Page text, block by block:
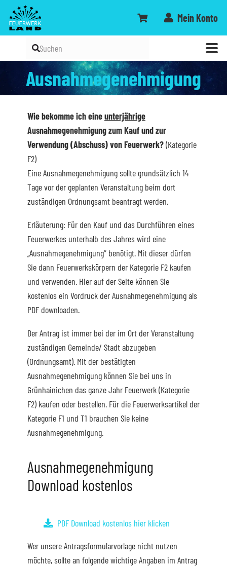
Mein Konto
Ausnahmegenehmigung
Wie bekomme ich eineunterjährige
Ausnahmegenehmigung zum Kauf und zur
Verwendung (Abschuss) von Feuerwerk?(Kategorie
F2)
Eine Ausnahmegenehmigung sollte grundsätzlich 14
Tage vor der geplanten Veranstaltung beim dort
zuständigen Ordnungsamt beantragt werden.
Erläuterung: Für den Kauf und das Durchführen eines
Feuerwerkes unterhalb des Jahres wird eine
„Ausnahmegenehmigung“ benötigt. Mit dieser dürfen
Sie dann Feuerwerkskörpern der Kategorie F2 kaufen
und verwenden. Hier auf der Seite können Sie
kostenlos ein Vordruck der Ausnahmegenehmigung als
PDF downloaden.
Der Antrag ist immer bei der im Ort der Veranstaltung
zuständigen Gemeinde/ Stadt abzugeben
(Ordnungsamt). Mit der bestätigten
Ausnahmegenehmigung können Sie bei uns in
Grünhainichen das ganze Jahr Feuerwerk (Kategorie
F2) kaufen oder bestellen. Für die Feuerwerksartikel der
Kategorie F1 und T1 brauchen Sie keine
Ausnahmegenehmigung.
Ausnahmegenehmigung
Download kostenlos
PDF Download kostenlos hier klicken
Wer unsere Antragsformularvorlage nicht nutzen
möchte, sollte an folgende wichtige Angaben im Antrag